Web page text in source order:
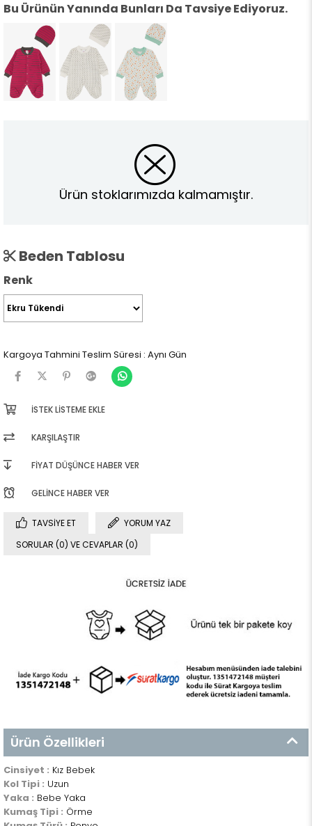
Bu Ürünün Yanında Bunları Da Tavsiye Ediyoruz.
Ürün stoklarımızda kalmamıştır.
Beden Tablosu
Renk
Kargoya Tahmini Teslim Süresi : Aynı Gün
İSTEK LISTEME EKLE
KARŞILAŞTIR
FIYAT DÜŞÜNCE HABER VER
GELINCE HABER VER
TAVSIYE ET
YORUM YAZ
SORULAR (0) VE CEVAPLAR (0)
Ürün Özellikleri
Cinsiyet : Kız Bebek
Kol Tipi : Uzun
Yaka : Bebe Yaka
Kumaş Tipi : Örme